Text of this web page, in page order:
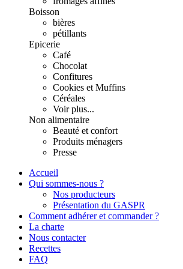
Boisson
bières
pétillants
Epicerie
Café
Chocolat
Confitures
Cookies et Muffins
Céréales
Voir plus...
Non alimentaire
Beauté et confort
Produits ménagers
Presse
Accueil
Qui sommes-nous ?
Nos producteurs
Présentation du GASPR
Comment adhérer et commander ?
La charte
Nous contacter
Recettes
FAQ